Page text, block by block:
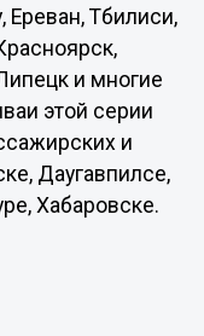
Ереван, Тбилиси,
и многие
этой серии
и
Даугавпилсе,
Хабаровске.